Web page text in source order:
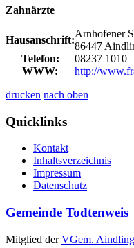
Zahnärzte
Hausanschrift:
Arnhofener
86447
Telefon:
08237 1010
WWW:
http://
drucken nach oben
Quicklinks
Kontakt
Inhaltsverzeichnis
Impressum
Datenschutz
Gemeinde Todtenweis
Mitglied derVGem. Aindling